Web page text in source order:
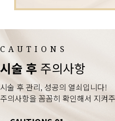
CAUTIONS
시술 후 주의사항
시술 후 관리, 성공의 열쇠입니다!
주의사항을 꼼꼼히 확인해서 지켜